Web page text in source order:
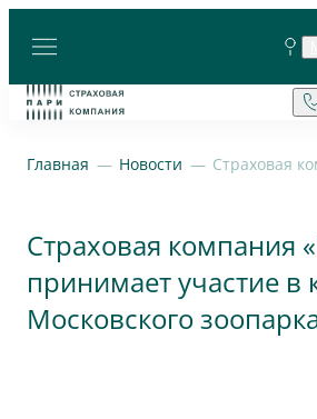
Главная Новости
Страховая компания
принимает участие
Московского